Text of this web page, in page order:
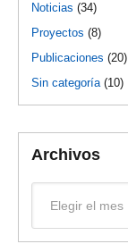
Noticias (34)
Proyectos (8)
Publicaciones (20)
Sin categoría(10)
Archivos